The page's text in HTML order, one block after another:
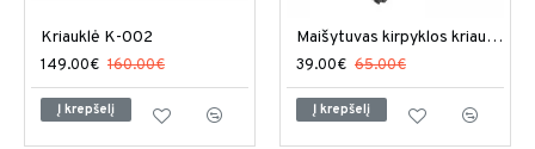
Kriauklė K-002
149.00€ 160.00€
Į krepšelį
Maišytuvas kirpyklos kriauklei M-002
39.00€ 65.00€
Į krepšelį